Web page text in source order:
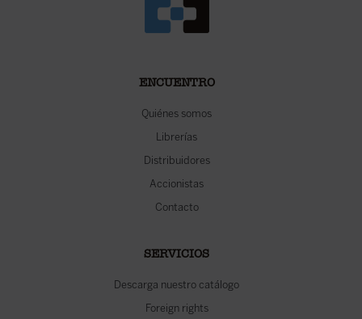
ENCUENTRO
Quiénes somos
Librerías
Distribuidores
Accionistas
Contacto
SERVICIOS
Descarga nuestro catálogo
Foreign rights